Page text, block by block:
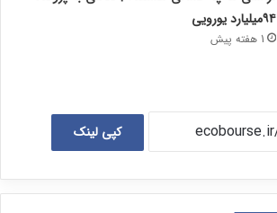
۹۴میلیارد یورویی
1 هفته پیش
کپی لینک